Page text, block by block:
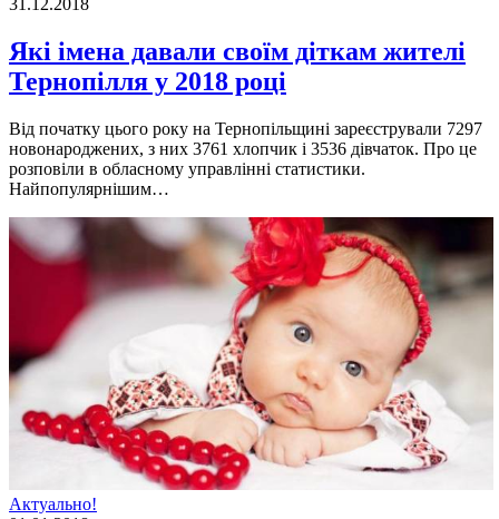
31.12.2018
Які імена давали своїм діткам жителі
Тернопілля у 2018 році
Від початку цього року на Тернопільщині зареєстрували 7297
новонароджених, з них 3761 хлопчик і 3536 дівчаток. Про це
розповіли в обласному управлінні статистики.
Найпопулярнішим…
Актуально!